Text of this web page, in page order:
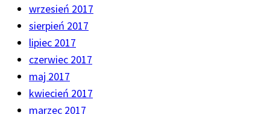
wrzesień 2017
sierpień 2017
lipiec 2017
czerwiec 2017
maj 2017
kwiecień 2017
marzec 2017